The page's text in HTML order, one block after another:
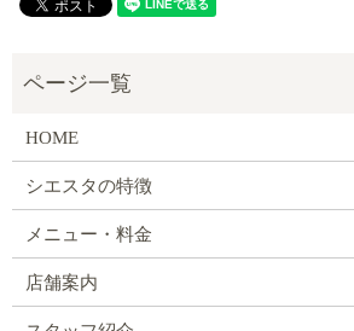
HOME
シエスタの特徴
メニュー・料金
店舗案内